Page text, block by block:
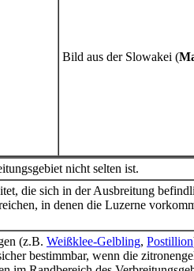
Bild aus der Slowakei (
nicht selten ist.
die sich in der Ausbreitung
in denen die Luzerne
(z.B. Weißklee-Gelbling, Postillion
bestimmbar, wenn die